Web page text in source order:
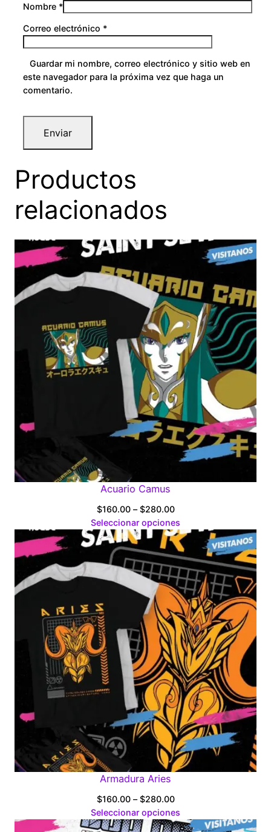
Nombre *
Correo electrónico *
Guardar mi nombre, correo electrónico y sitio web en
este navegador para la próxima vez que haga un
comentario.
Productos
relacionados
Acuario Camus
$160.00 – $280.00Price
range:
$160.00
through
$280.00
Seleccionar opciones
Armadura Aries
$160.00 – $280.00Price
range:
$160.00
Seleccionar opciones